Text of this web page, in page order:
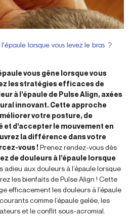
lorsque vous levez le bras ?
vous gêne lorsque vous
les stratégies efficaces de
à l’épaule de Pulse Align, axées
innovant. Cette approche
votre posture, de
d’accepter le mouvement en
la différence dans votre
vous !Prenez rendez-vous dès
de douleurs à l’épaule lorsque
adieu aux douleurs à l’épaule lorsque
les bienfaits de Pulse Align ! Cette
efficacement les douleurs à l’épaule
comme l’épaule gelée, les
et le conflit sous-acromial.